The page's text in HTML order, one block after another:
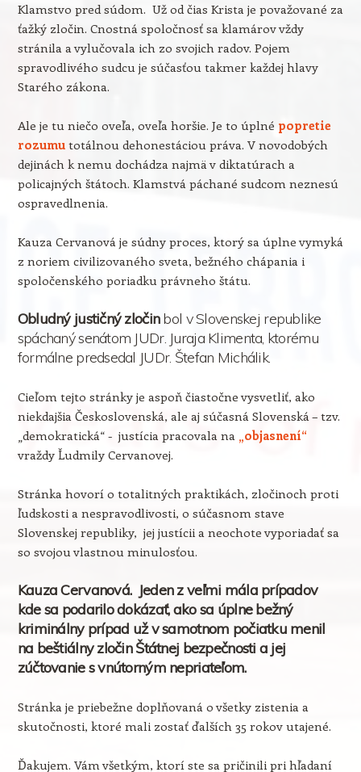
Klamstvo pred súdom. Už od čias Krista je považované za
ťažký zločin. Cnostná spoločnosť sa klamárov vždy
stránila a vylučovala ich zo svojich radov. Pojem
spravodlivého sudcu je súčasťou takmer každej hlavy
Starého zákona.
Ale je tu niečo oveľa, oveľa horšie. Je to úplné popretie
rozumutotálnou dehonestáciou práva. V novodobých
dejinách k nemu dochádza najmä v diktatúrach a
policajných štátoch. Klamstvá páchané sudcom neznesú
ospravedlnenia.
Kauza Cervanová je súdny proces, ktorý sa úplne vymyká
z noriem civilizovaného sveta, bežného chápania i
spoločenského poriadku právneho štátu.
Obludný justičný zločinbol v Slovenskej republike
spáchaný senátom JUDr. Juraja Klimenta, ktorému
formálne predsedal JUDr. Štefan Michálik.
Cieľom tejto stránky je aspoň čiastočne vysvetliť, ako
niekdajšia Československá, ale aj súčasná Slovenská – tzv.
„demokratická“ - justícia pracovala na „objasnení“
vraždy Ľudmily Cervanovej.
Stránka hovorí o totalitných praktikách, zločinoch proti
ľudskosti a nespravodlivosti, o súčasnom stave
Slovenskej republiky, jej justícii a neochote vyporiadať sa
so svojou vlastnou minulosťou.
Kauza Cervanová. Jeden z veľmi mála prípadov
kde sa podarilo dokázať, ako sa úplne bežný
kriminálny prípad už v samotnom počiatku menil
na beštiálny zločin Štátnej bezpečnosti a jej
zúčtovanie s vnútorným nepriateľom.
Stránka je priebežne doplňovaná o všetky zistenia a
skutočnosti, ktoré mali zostať ďalších 35 rokov utajené.
Ďakujem. Vám všetkým, ktorí ste sa pričinili pri hľadaní